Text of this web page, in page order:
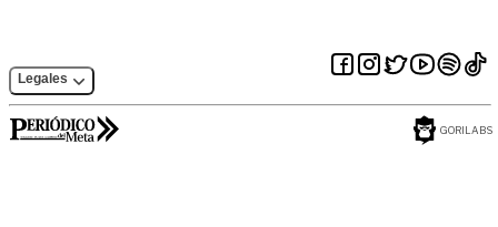
Legales
GORILABS